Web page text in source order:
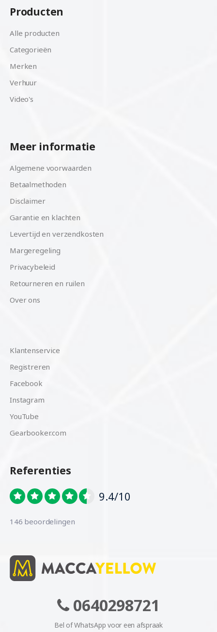
Producten
Alle producten
Categorieën
Merken
Verhuur
Video's
Meer informatie
Algemene voorwaarden
Betaalmethoden
Disclaimer
Garantie en klachten
Levertijd en verzendkosten
Margeregeling
Privacybeleid
Retourneren en ruilen
Over ons
Klantenservice
Registreren
Facebook
Instagram
YouTube
Gearbooker.com
Referenties
9.4/10
146 beoordelingen
0640298721
Bel of WhatsApp voor een afspraak